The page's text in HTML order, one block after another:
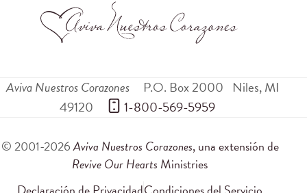
Aviva Nuestros Corazones P.O. Box 2000 Niles,MI
49120
1-800-569-5959
© 2001-2026Aviva Nuestros Corazones, una extensión de
Revive Our Hearts Ministries